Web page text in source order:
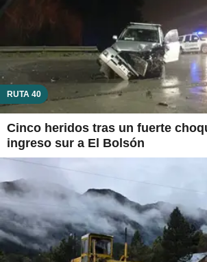
RUTA 40
Cinco heridos tras un fuerte
ingreso sur a El Bolsón